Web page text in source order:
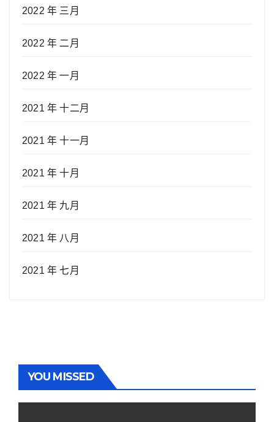
2022 年 三月
2022 年 二月
2022 年 一月
2021 年 十二月
2021 年 十一月
2021 年 十月
2021 年 九月
2021 年 八月
2021 年 七月
YOU MISSED